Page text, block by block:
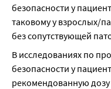
безопасности у
таковому у взрослых/
без сопутствующей
В исследованиях по
безопасности у
рекомендованную дозу